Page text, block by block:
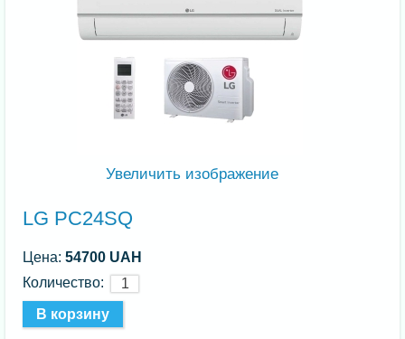
Увеличить изображение
LG PC24SQ
Цена:54700 UAH
Количество: